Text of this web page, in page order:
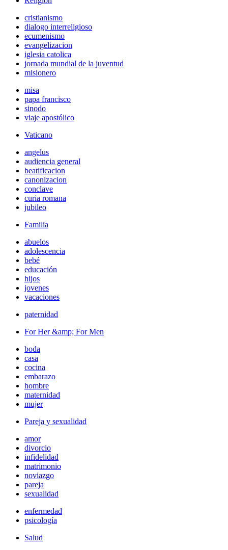
cristianismo
dialogo interreligioso
ecumenismo
evangelizacion
iglesia catolica
jornada mundial de la juventud
misionero
misa
papa francisco
sinodo
viaje apostólico
Vaticano
angelus
audiencia general
beatificacion
canonizacion
conclave
curia romana
jubileo
Familia
abuelos
adolescencia
bebé
educación
hijos
jovenes
vacaciones
paternidad
For Her &amp; For Men
boda
casa
cocina
embarazo
hombre
maternidad
mujer
Pareja y sexualidad
amor
divorcio
infidelidad
matrimonio
noviazgo
pareja
sexualidad
enfermedad
psicología
Salud